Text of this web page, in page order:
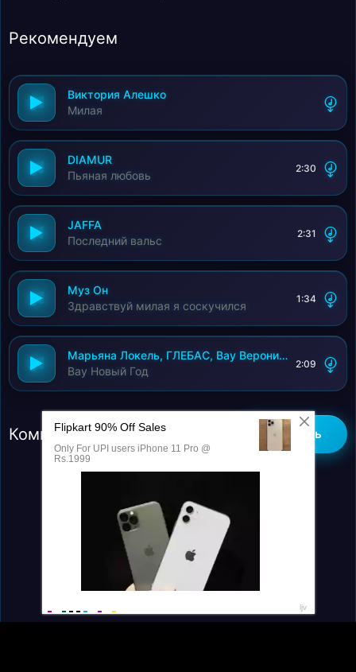
Рекомендуем
Виктория Алешко
Милая
DIAMUR
Пьяная любовь
2:30
JAFFA
Последний вальс
2:31
Муз Он
Здравствуй милая я соскучился
1:34
Марьяна Локель, ГЛЕБАС, Вау Вероника
Вау Новый Год
2:09
Комментарии (0) Добавить